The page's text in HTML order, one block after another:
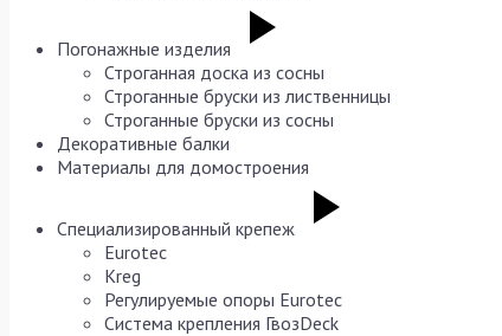
Погонажные изделия
Строганная доска из сосны
Строганные бруски из лиственницы
Строганные бруски из сосны
Декоративные балки
Материалы для домостроения
Специализированный крепеж
Eurotec
Kreg
Регулируемые опоры Eurotec
Система крепления ГвозDeck